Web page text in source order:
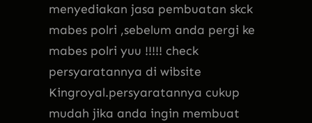
menyediakan jasa pembuatan skck
mabes polri ,sebelum anda pergi ke
mabes polri yuu !!!!! check
persyaratannya di wibsite
Kingroyal.persyaratannya cukup
mudah jika anda ingin membuat